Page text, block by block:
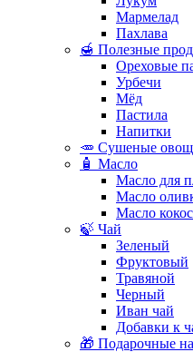
Мармелад
Пахлава
🍯 Полезные
Ореховые
Урбечи
Мёд
Пастила
Напитки
🥕 Сушеные
🧴 Масло
Масло для
Масло
Масло
🍃 Чай
Зеленый
Фруктовый
Травяной
Черный
Иван чай
Добавки к
🎁 Подарочные